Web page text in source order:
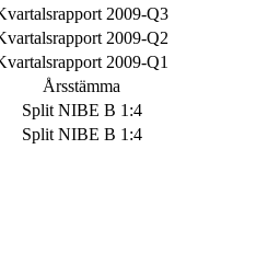
2009-Q3
2009-Q2
2009-Q1
Årsstämma
Split NIBE B 1:4
Split NIBE B 1:4